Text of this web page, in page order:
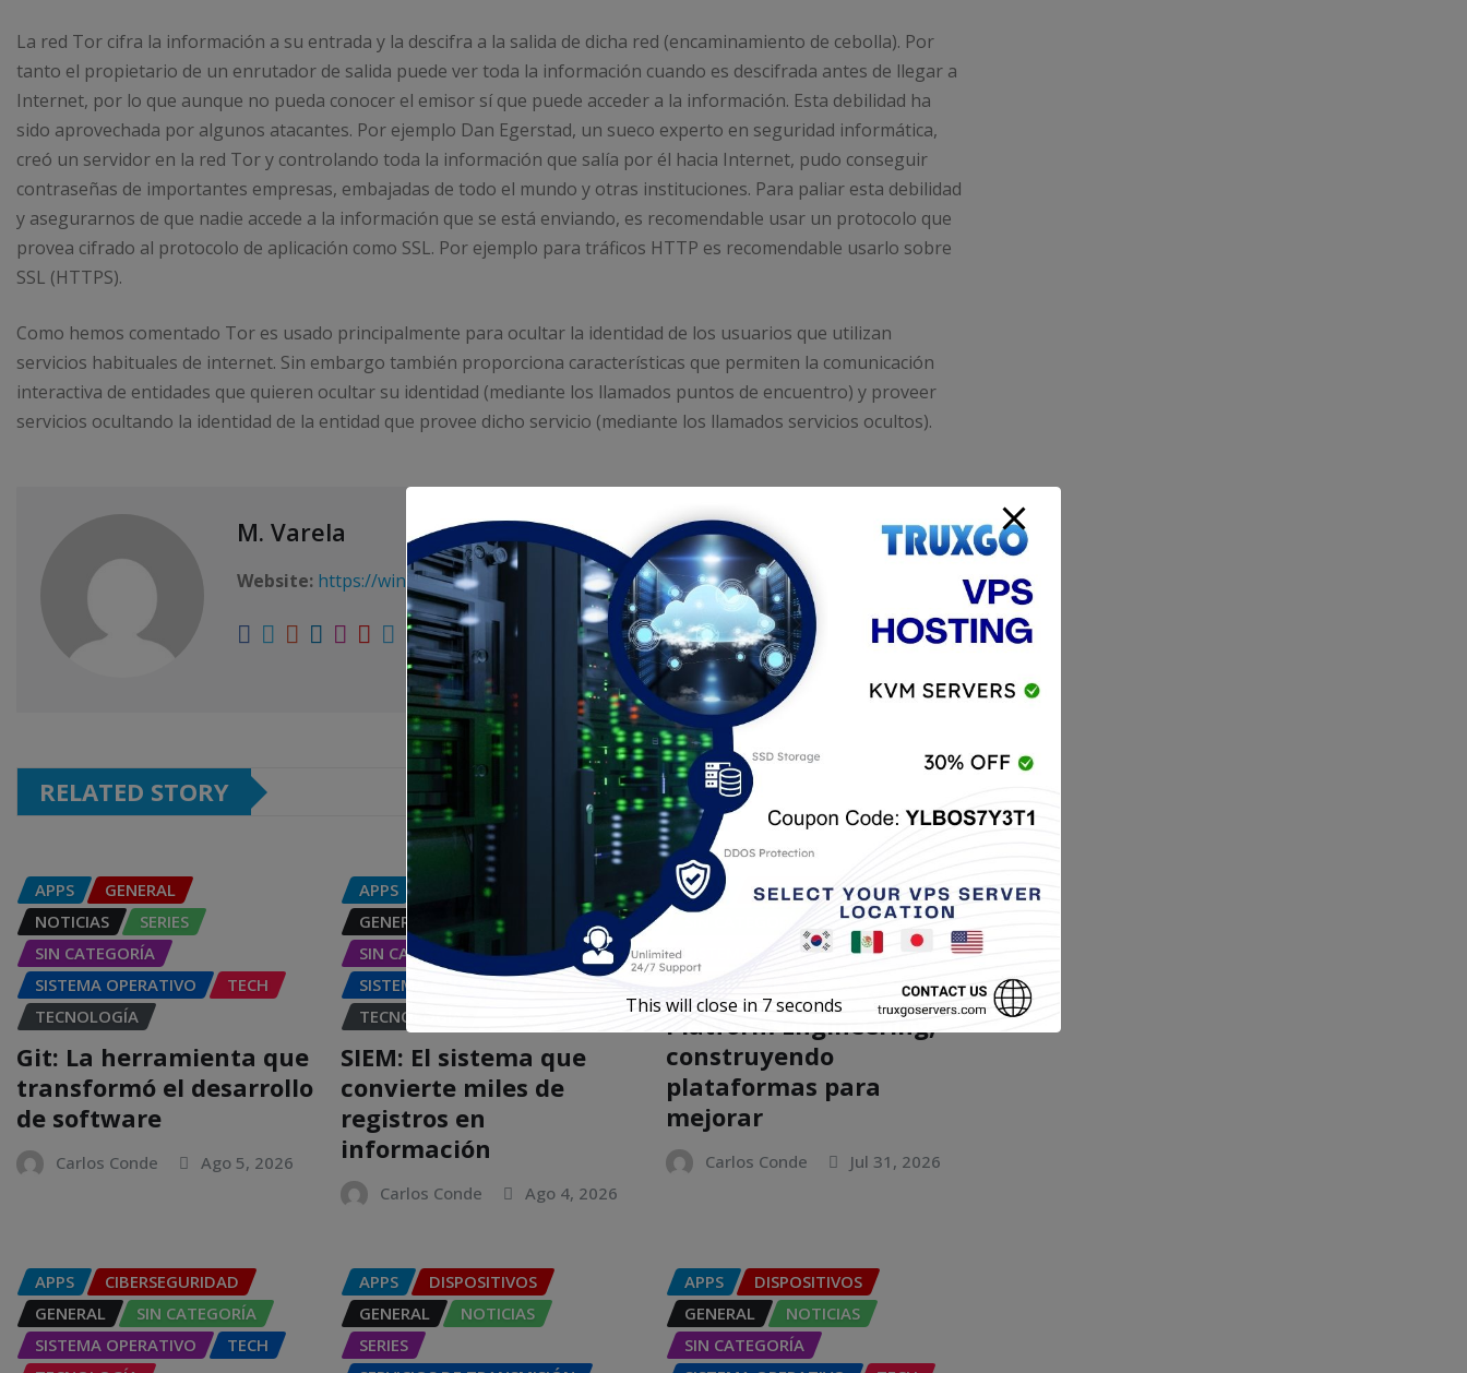
La red Tor cifra la información a su entrada y la descifra a la salida de dicha red (encaminamiento de cebolla). Por
tanto el propietario de un enrutador de salida puede ver toda la información cuando es descifrada antes de llegar a
Internet, por lo que aunque no pueda conocer el emisor sí que puede acceder a la información. Esta debilidad ha
sido aprovechada por algunos atacantes. Por ejemplo Dan Egerstad, un sueco experto en seguridad informática,
creó un servidor en la red Tor y controlando toda la información que salía por él hacia Internet, pudo conseguir
contraseñas de importantes empresas, embajadas de todo el mundo y otras instituciones. Para paliar esta debilidad
y asegurarnos de que nadie accede a la información que se está enviando, es recomendable usar un protocolo que
provea cifrado al protocolo de aplicación como SSL. Por ejemplo para tráficos HTTP es recomendable usarlo sobre
SSL (HTTPS).
Como hemos comentado Tor es usado principalmente para ocultar la identidad de los usuarios que utilizan
servicios habituales de internet. Sin embargo también proporciona características que permiten la comunicación
interactiva de entidades que quieren ocultar su identidad (mediante los llamados puntos de encuentro) y proveer
servicios ocultando la identidad de la entidad que provee dicho servicio (mediante los llamados servicios ocultos).
M. Varela
Website: https://winxgo.com/
RELATED STORY
APPS
GENERAL
NOTICIAS
SERIES
SIN CATEGORÍA
SISTEMA OPERATIVO
TECH
TECNOLOGÍA
Git: La herramienta que
transformó el desarrollo
de software
Carlos Conde Ago 5, 2026
APPS
DISPOSITIVOS
GENERAL
NOTICIAS
SIN CATEGORÍA
SISTEMA OPERATIVO
TECNOLOGÍA
SIEM: El sistema que
convierte miles de
registros en
información
Carlos Conde Ago 4, 2026
APPS GENERAL
RETRO
SISTEMA OPERATIVO
TECH
Platform Engineering,
construyendo
plataformas para
mejorar
Carlos Conde Jul 31, 2026
APPS
CIBERSEGURIDAD
GENERAL
SIN CATEGORÍA
SISTEMA OPERATIVO
TECH
APPS
DISPOSITIVOS
GENERAL
NOTICIAS
SERIES
APPS
DISPOSITIVOS
GENERAL
NOTICIAS
SIN CATEGORÍA
This will close in 6seconds